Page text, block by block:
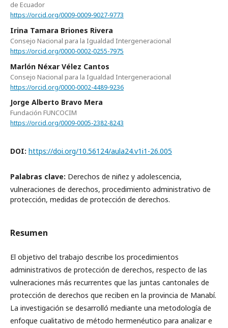
de Ecuador
https://orcid.org/0009-0009-9027-9773
Irina Tamara Briones Rivera
Consejo Nacional para la Igualdad Intergeneracional
https://orcid.org/0000-0002-0255-7975
Marlón Néxar Vélez Cantos
Consejo Nacional para la Igualdad Intergeneracional
https://orcid.org/0000-0002-4489-9236
Jorge Alberto Bravo Mera
Fundación FUNCOCIM
https://orcid.org/0009-0005-2382-8243
DOI: https://doi.org/10.56124/aula24.v1i1-26.005
Palabras clave: Derechos de niñez y adolescencia,
vulneraciones de derechos, procedimiento administrativo de
protección, medidas de protección de derechos.
Resumen
El objetivo del trabajo describe los procedimientos
administrativos de protección de derechos, respecto de las
vulneraciones más recurrentes que las juntas cantonales de
protección de derechos que reciben en la provincia de Manabí.
La investigación se desarrolló mediante una metodología de
enfoque cualitativo de método hermenéutico para analizar e